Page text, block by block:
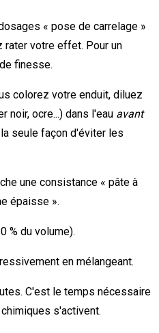
« pose de carrelage »
rater votre effet. Pour un
finesse.
colorez votre enduit, diluez
noir, ocre...) dans l'eau avant
seule façon d'éviter les
une consistance « pâte à
épaisse ».
% du volume).
en mélangeant.
C'est le temps nécessaire
s'activent.